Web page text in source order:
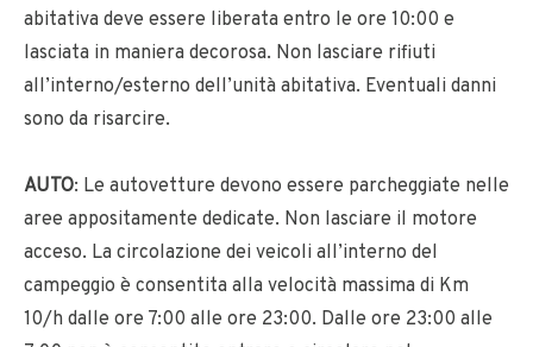
abitativa deve essere liberata entro le ore 10:00 e
lasciata in maniera decorosa. Non lasciare rifiuti
all’interno/esterno dell’unità abitativa. Eventuali danni
sono da risarcire.
AUTO: Le autovetture devono essere parcheggiate nelle
aree appositamente dedicate. Non lasciare il motore
acceso. La circolazione dei veicoli all’interno del
campeggio è consentita alla velocità massima di Km
10/h dalle ore 7:00 alle ore 23:00. Dalle ore 23:00 alle